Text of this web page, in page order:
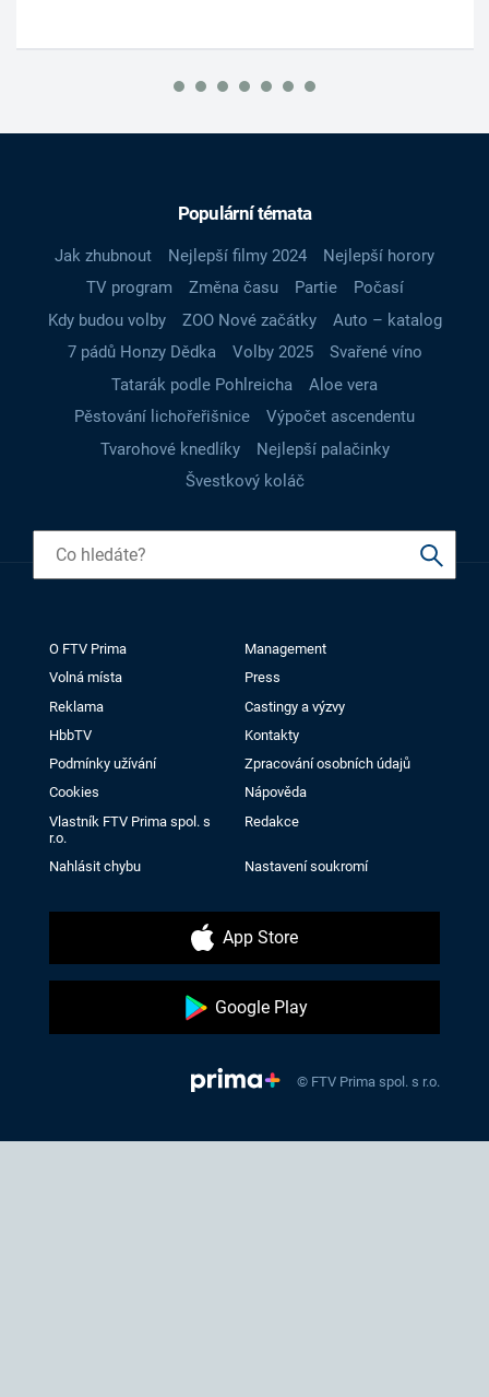
Populární témata
Jak zhubnout Nejlepší filmy 2024
Nejlepší horory
TV program
Změna času Partie
Počasí
Kdy budou volby
ZOO Nové začátky
Auto – katalog
7 pádů Honzy Dědka
Volby 2025
Svařené víno
Tatarák podle Pohlreicha
Aloe vera
Pěstování lichořeřišnice
Výpočet ascendentu
Tvarohové knedlíky
Nejlepší palačinky
Švestkový koláč
O FTV Prima
Management
Volná místa
Press
Reklama
Castingy a výzvy
HbbTV
Kontakty
Podmínky užívání
Zpracování osobních údajů
Cookies
Nápověda
Vlastník FTV Prima spol. s
r.o.
Redakce
Nahlásit chybu Nastavení soukromí
App Store
Google Play
© FTV Prima spol. s r.o.